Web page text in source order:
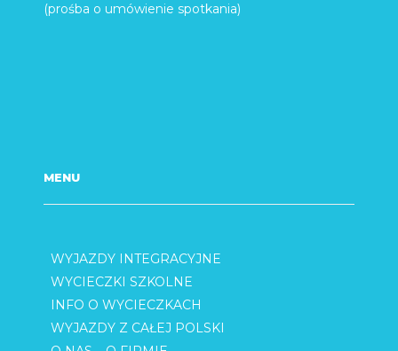
(prośba o umówienie spotkania)
MENU
WYJAZDY INTEGRACYJNE
WYCIECZKI SZKOLNE
INFO O WYCIECZKACH
WYJAZDY Z CAŁEJ POLSKI